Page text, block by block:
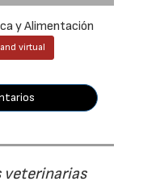
y Alimentación
virtual
veterinarias